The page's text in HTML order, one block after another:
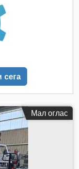
Мал оглас